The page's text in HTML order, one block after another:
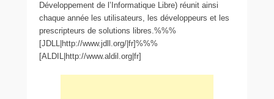
Développement de l’Informatique Libre) réunit ainsi
chaque année les utilisateurs, les développeurs et les
prescripteurs de solutions libres.%%%
[JDLL|http://www.jdll.org/|fr]%%%
[ALDIL|http://www.aldil.org|fr]